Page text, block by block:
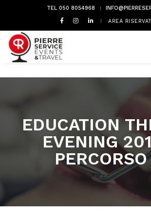
TEL 050 8054968
AREA
EDUCATION
EVENING